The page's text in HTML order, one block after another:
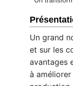
Un grand
et sur les
avantages
à